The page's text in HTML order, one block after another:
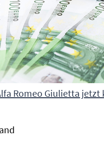
Romeo Giulietta jetzt